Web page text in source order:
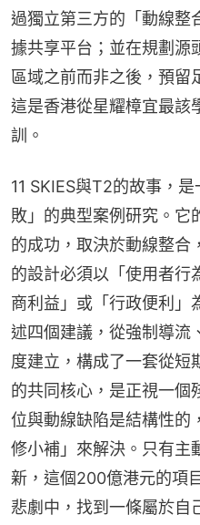
過獨立第三方的「動線整
據共享平台；並在規劃源
區域之前而非之後，預
這是香港從星耀樟宜最該
訓。
11 SKIES與T2的故事，
敗」的典型案例研究。它
的成功，取決於動線整合
的設計必須以「使用者行
商利益」或「行政便利」
述四個建議，從強制導流
度建立，構成了一套從短
的共同核心，是正視一個
位與動線缺陷是結構性的
修小補」來解決。只有主
新，這個200億港元的項
悲劇中，找到一條屬於自